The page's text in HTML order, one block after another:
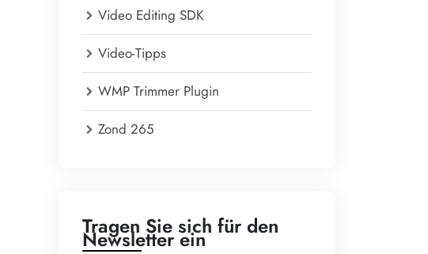
Video Editing SDK
Video-Tipps
WMP Trimmer Plugin
Zond 265
Tragen Sie sich für den
Newsletter ein